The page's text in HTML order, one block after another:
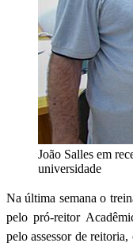
João Salles em
universidade
Na última semana o
pelo pró-reitor
pelo assessor de